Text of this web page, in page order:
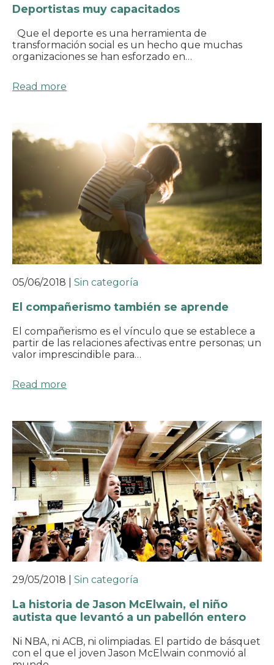
Deportistas muy capacitados
Que el deporte es una herramienta de
transformación social es un hecho que muchas
organizaciones se han esforzado en…
Read more
05/06/2018 Sin categoría
El compañerismo también se aprende
El compañerismo es el vínculo que se establece a
partir de las relaciones afectivas entre personas; un
valor imprescindible para…
Read more
29/05/2018 Sin categoría
La historia de Jason McElwain, el niño
autista que levantó a un pabellón entero
Ni NBA, ni ACB, ni olimpiadas. El partido de básquet
con el que el joven Jason McElwain conmovió al